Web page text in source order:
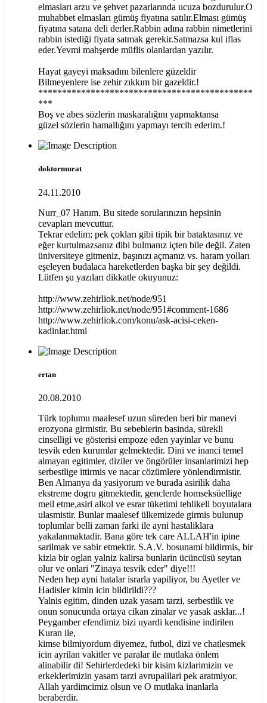
elmasları arzu ve şehvet pazarlarında ucuza bozdurulur.O
muhabbet elmasları gümüş fiyatına satılır.Elması gümüş
fiyatına satana deli derler.Rabbin adına rabbin nimetlerini
rabbin istediği fiyata satmak gerekir.Satmazsa kul iflas
eder.Yevmi mahşerde müflis olanlardan yazılır.
Hayat gayeyi maksadını bilenlere güzeldir
Bilmeyenlere ise zehir zıkkım bir gazeldir.!
*********************************************
***
Boş ve abes sözlerin maskaralığını yapmaktansa
güzel sözlerin hamallığını yapmayı tercih ederim.!
doktormurat
24.11.2010
Nurr_07 Hanım. Bu sitede sorularınızın hepsinin
cevapları mevcuttur.
Tekrar edelim; pek çokları gibi tipik bir bataktasınız ve
eğer kurtulmazsanız dibi bulmanız içten bile değil. Zaten
üniversiteye gitmeniz, başınızı açmanız vs. haram yolları
eşeleyen budalaca hareketlerden başka bir şey değildi.
Lütfen şu yazıları dikkatle okuyunuz:
http://www.zehirliok.net/node/951
http://www.zehirliok.net/node/951#comment-1686
http://www.zehirliok.com/konu/ask-acisi-ceken-
kadinlar.html
ertan
20.08.2010
Türk toplumu maalesef uzun süreden beri bir manevi
erozyona girmistir. Bu sebeblerin basinda, sürekli
cinselligi ve gösterisi empoze eden yayinlar ve bunu
tesvik eden kurumlar gelmektedir. Dini ve inanci temel
almayan egitimler, diziler ve öngörüler insanlarimizi hep
serbestlige ittirmis ve nacar cözümlere yönlendirmistir.
Ben Almanya da yasiyorum ve burada asirilik daha
ekstreme dogru gitmektedir, genclerde homseksüellige
meil etme,asiri alkol ve esrar tüketimi tehlikeli boyutalara
ulasmistir. Bunlar maalesef ülkemizede girmis bulunup
toplumlar belli zaman farki ile ayni hastaliklara
yakalanmaktadir. Bana göre tek care ALLAH'in ipine
sarilmak ve sabir etmektir. S.A.V. bosunami bildirmis, bir
kizla bir oglan yalniz kalirsa bunlarin ücüncüsü seytan
olur ve onlari "Zinaya tesvik eder" diye!!!
Neden hep ayni hatalar israrla yapiliyor, bu Ayetler ve
Hadisler kimin icin bildirildi???
Yalnis egitim, dinden uzak yasam tarzi, serbestlik ve
onun sonucunda ortaya cikan zinalar ve yasak asklar...!
Peygamber efendimiz bizi uyardi kendisine indirilen
Kuran ile,
kimse bilmiyordum diyemez, futbol, dizi ve chatlesmek
icin ayrilan vakitler ve paralar ile mutlaka önlem
alinabilir di! Sehirlerdedeki bir kisim kizlarimizin ve
erkeklerimizin yasam tarzi avrupalilari pek aratmiyor.
Allah yardimcimiz olsun ve O mutlaka inanlarla
beraberdir.